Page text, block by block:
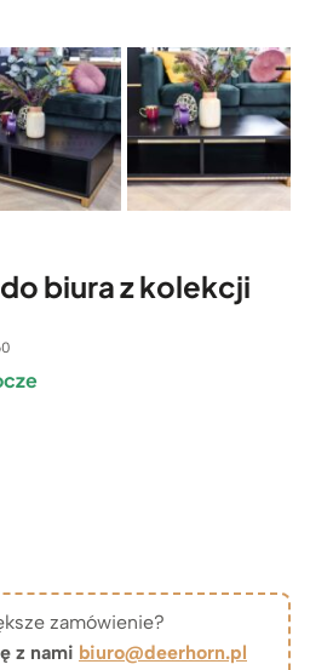
biura z kolekcji
zamówienie?
z nami biuro@deerhorn.pl